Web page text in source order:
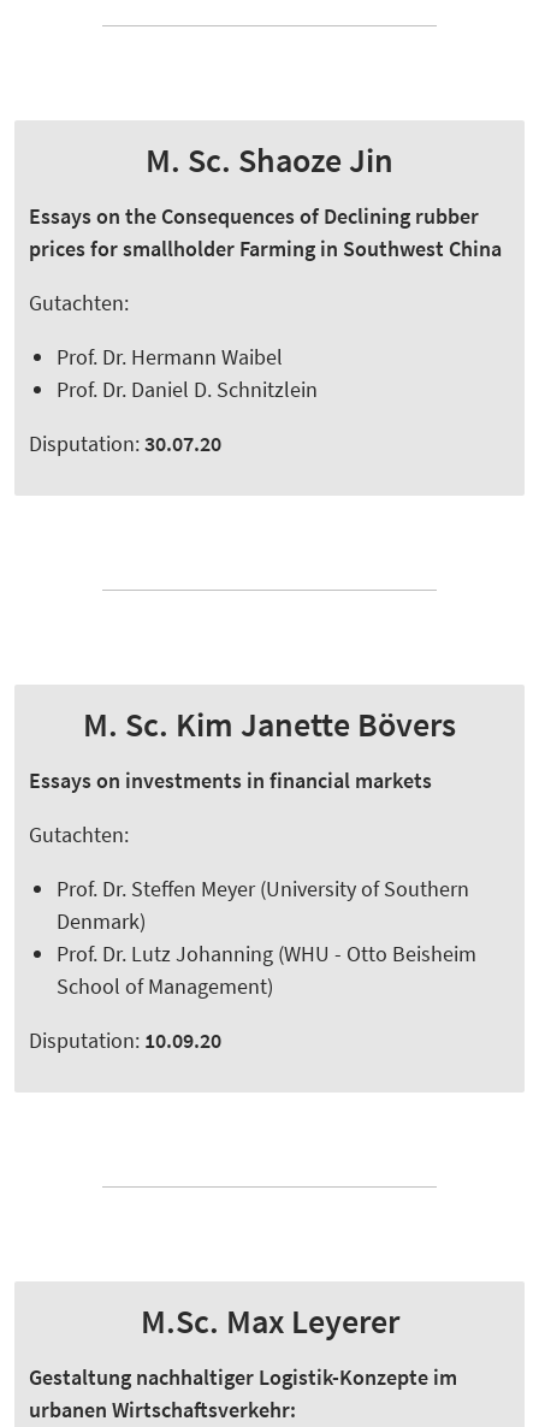
M. Sc. Shaoze Jin
Essays on the Consequences of Declining rubber
prices for smallholder Farming in Southwest China
Gutachten:
Prof. Dr. Hermann Waibel
Prof. Dr. Daniel D. Schnitzlein
Disputation:30.07.20
M. Sc. Kim Janette Bövers
Essays on investments in financial markets
Gutachten:
Prof. Dr. Steffen Meyer (University of Southern
Denmark)
Prof. Dr. Lutz Johanning (WHU - Otto Beisheim
School of Management)
Disputation: 10.09.20
M.Sc. Max Leyerer
Gestaltung nachhaltiger Logistik-Konzepte im
urbanen Wirtschaftsverkehr: